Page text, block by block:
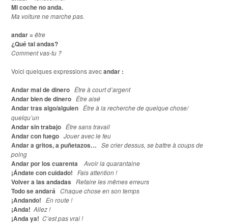
Mi coche no anda.
Ma voiture ne marche pas.
andar =être
¿Qué tal andas?
Comment vas-tu ?
Voici quelques expressions avecandar :
Andar mal de dinero Être à court d’argent
Andar bien de dinero Être aisé
Andar tras algo/alguien Être à la recherche de quelque chose/
quelqu’un
Andar sin trabajo Être sans travail
Andar con fuego Jouer avec le feu
Andar a gritos, a puñetazos… Se crier dessus, se battre à coups de
poing
Andar por los cuarentaAvoir la quarantaine
¡Ándate con cuidado! Fais attention !
Volver a las andadas Refaire les mêmes erreurs
Todo se andará Chaque chose en son temps
¡Andando! En route !
¡Anda!Allez !
¡Anda ya! C’est pas vrai !